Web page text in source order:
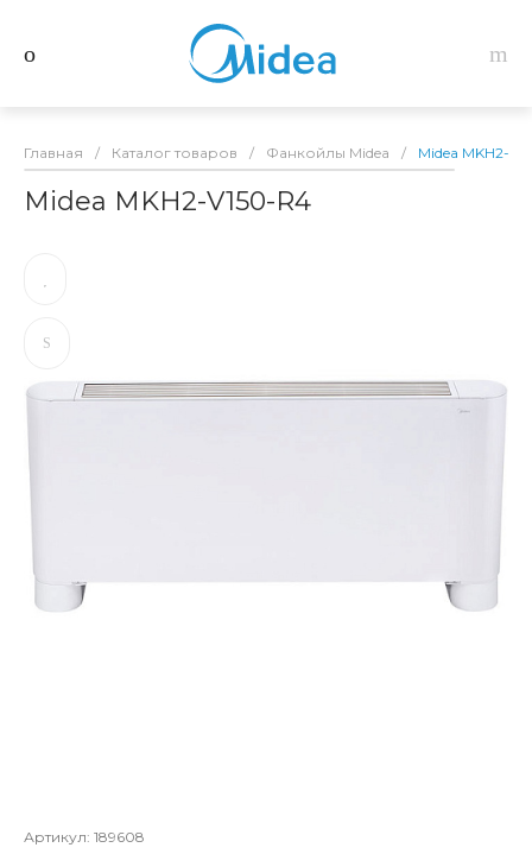
Главная / Каталог товаров / Фанкойлы Midea / Midea MKH2-
Midea MKH2-V150-R4
Артикул: 189608